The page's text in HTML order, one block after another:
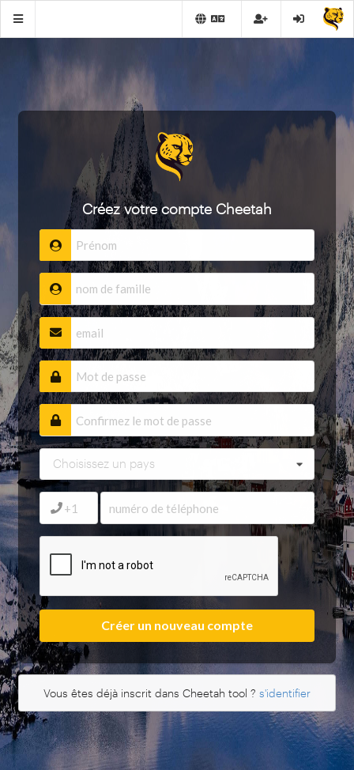
Créez votre compte Cheetah
Choisissez un pays
Créer un nouveau compte
Vous êtes déjà inscrit dans Cheetah tool ? s'identifier